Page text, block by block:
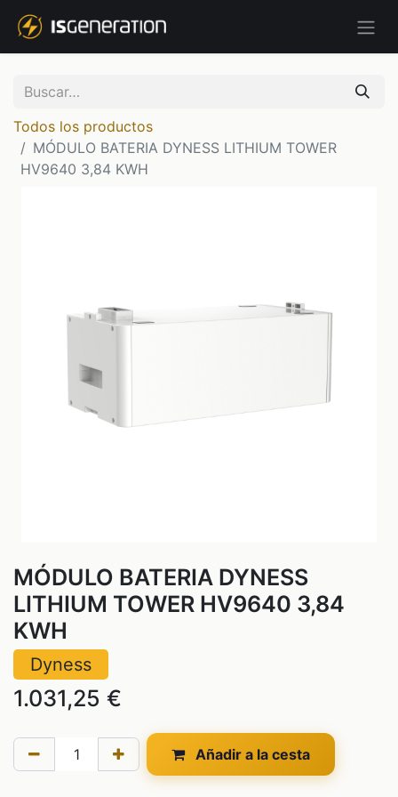
Todos los productos
MÓDULO BATERIA DYNESS LITHIUM TOWER
HV9640 3,84 KWH
MÓDULO BATERIA DYNESS
LITHIUM TOWER HV9640 3,84
KWH
Dyness
1.031,25 €
Añadir a la cesta